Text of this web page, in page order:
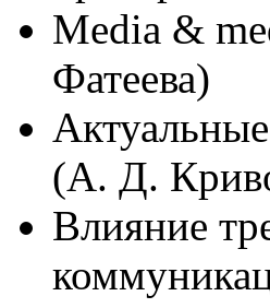
Media &
Фатеева)
(А. Д.
Влияние